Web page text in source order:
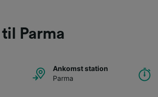
Parma
Ankomst station
Parma